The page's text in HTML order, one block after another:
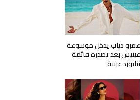
عمرو دياب يدخل موسوعة
غينيس بعد تصدره قائمة
بيلبورد عربية